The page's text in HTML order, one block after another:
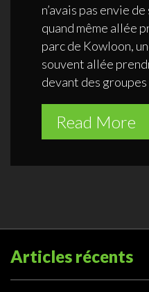
n’avais pas envie
quand même allée
parc de Kowloon,
souvent allée
devant des groupes
Read More
Articles récents